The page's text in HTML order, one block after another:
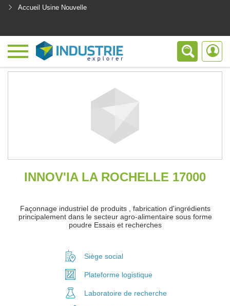
Accueil Usine Nouvelle
INNOV'IA LA ROCHELLE 17000
Façonnage industriel de produits , fabrication d'ingrédients
principalement dans le secteur agro-alimentaire sous forme
poudre Essais et recherches
Siège social
Plateforme logistique
Laboratoire de recherche